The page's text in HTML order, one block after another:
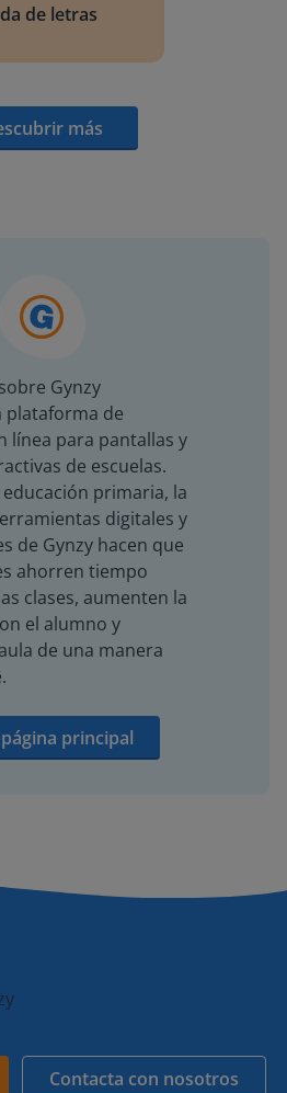
de letras
más
Gynzy
plataforma de
línea para pantallas y
de escuelas.
primaria, la
digitales y
de Gynzy hacen que
ahorren tiempo
clases, aumenten la
el alumno y
de una manera
principal
Contacta con nosotros